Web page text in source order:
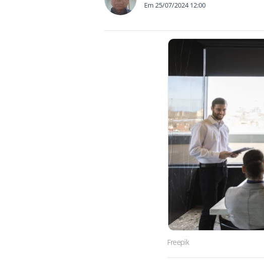
Em 25/07/2024 12:00
Freepik